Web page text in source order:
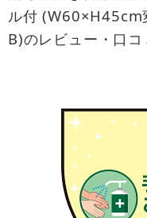
ル付 (W60×H45cm
B)のレビュー・口コ